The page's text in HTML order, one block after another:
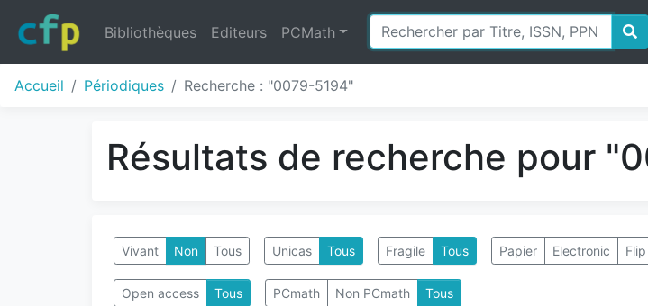
Bibliothèques Editeurs PCMath
Accueil Périodiques Recherche : "0079-5194"
Résultats de recherche pour
Vivant Non Tous Unicas Tous Fragile Tous Papier Electronic
Open access Tous PCmath Non PCmath Tous